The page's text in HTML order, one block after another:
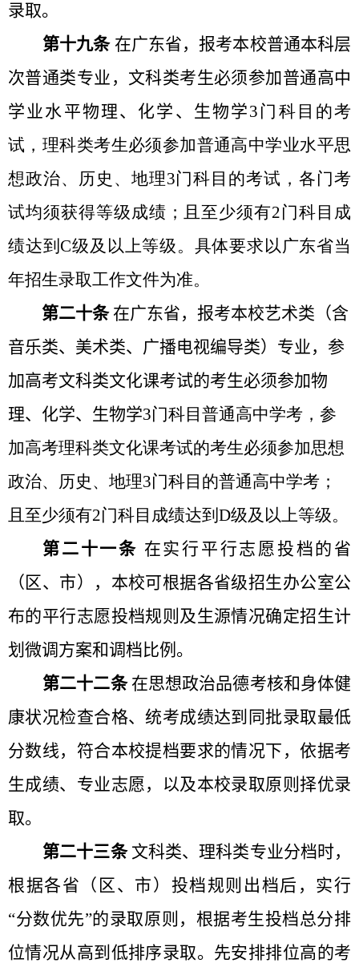
录取。
第十九条 在广东省，报考本校普通本科层
次普通类专业，文科类考生必须参加普通高中
学业水平物理、化学、生物学3 门科目的考
试，理科类考生必须参加普通高中学业水平思
想政治、历史、地理3门科目的考试，各门考
试均须获得等级成绩；且至少须有2门科目成
绩达到C级及以上等级。具体要求以广东省当
年招生录取工作文件为准。
第二十条 在广东省，报考本校艺术类（含
音乐类、美术类、广播电视编导类）专业，参
加高考文科类文化课考试的考生必须参加物
理、化学、生物学3门科目普通高中学考，参
加高考理科类文化课考试的考生必须参加思想
政治、历史、地理3门科目的普通高中学考；
且至少须有2门科目成绩达到 D级及以上等级。
第二十一条 在实行平行志愿投档的省
（区、市），本校可根据各省级招生办公室公
布的平行志愿投档规则及生源情况确定招生计
划微调方案和调档比例。
第二十二条 在思想政治品德考核和身体健
康状况检查合格、统考成绩达到同批录取最低
分数线，符合本校提档要求的情况下，依据考
生成绩、专业志愿，以及本校录取原则择优录
取。
第二十三条 文科类、理科类专业分档时，
根据各省（区、市）投档规则出档后，实行
“分数优先”的录取原则，根据考生投档总分排
位情况从高到低排序录取。先安排排位高的考